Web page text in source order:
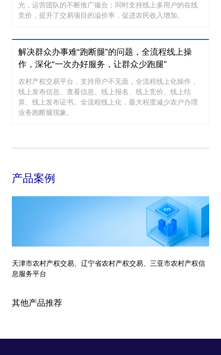
光，运营团队的不断推广撮合；同时支持线上多用户的在线
竞价，提升了交易项目的溢价率，促进农民收入增加。
解决群众办事难“跑断腿”的问题，全流程线上操
作，深化“一次办好服务，让群众少跑腿”
农村产权交易平台，支持用户不见面，全流程线上化操作，
线上发布信息、查看信息、线上报名、线上竞价、线上结
算、线上发布证书。全流程线上化，最大程度减少农户办理
业务跑断腿现象。
产品案例
天津市农村产权交易、辽宁省农村产权交易、三亚市农村产权信
息服务平台
其他产品推荐